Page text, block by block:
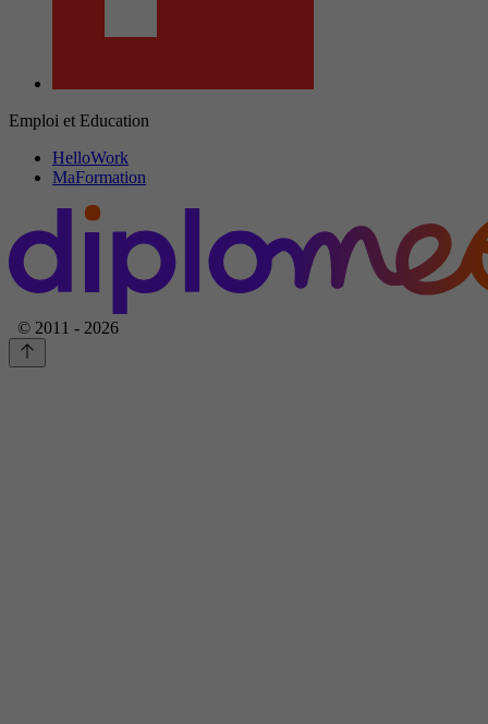
Emploi et Education
HelloWork
MaFormation
© 2011 - 2026